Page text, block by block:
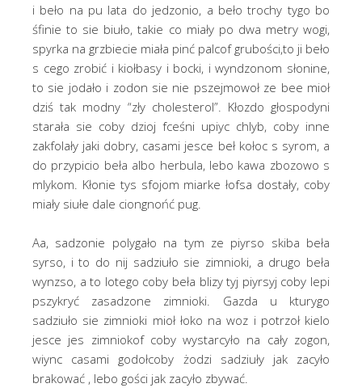
i beło na pu lata do jedzonio, a beło trochy tygo bo
śfinie to sie biuło, takie co miały po dwa metry wogi,
spyrka na grzbiecie miała pinć palcof grubości,to ji beło
s cego zrobić i kiołbasy i bocki, i wyndzonom słonine,
to sie jodało i zodon sie nie pszejmowoł ze bee mioł
dziś tak modny “zły cholesterol”. Kłozdo głospodyni
starała sie coby dzioj fceśni upiyc chlyb, coby inne
zakfolały jaki dobry, casami jesce beł kołoc s syrom, a
do przypicio beła albo herbula, lebo kawa zbozowo s
mlykom. Kłonie tys sfojom miarke łofsa dostały, coby
miały siułe dale ciongnońć pug.
Aa, sadzonie polygało na tym ze piyrso skiba beła
syrso, i to do nij sadziuło sie zimnioki, a drugo beła
wynzso, a to lotego coby beła blizy tyj piyrsyj coby lepi
pszykryć zasadzone zimnioki. Gazda u kturygo
sadziuło sie zimnioki mioł łoko na woz i potrzoł kielo
jesce jes zimniokof coby wystarcyło na cały zogon,
wiync casami godołcoby żodzi sadziuły jak zacyło
brakować , lebo gości jak zacyło zbywać.